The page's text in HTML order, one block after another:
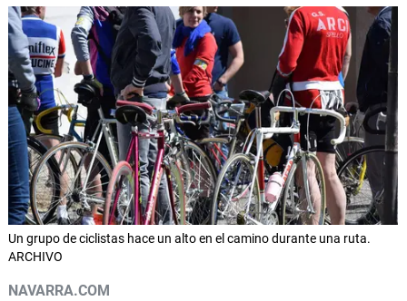
Un grupo de ciclistas hace un alto en el camino durante una ruta.
ARCHIVO
NAVARRA.COM